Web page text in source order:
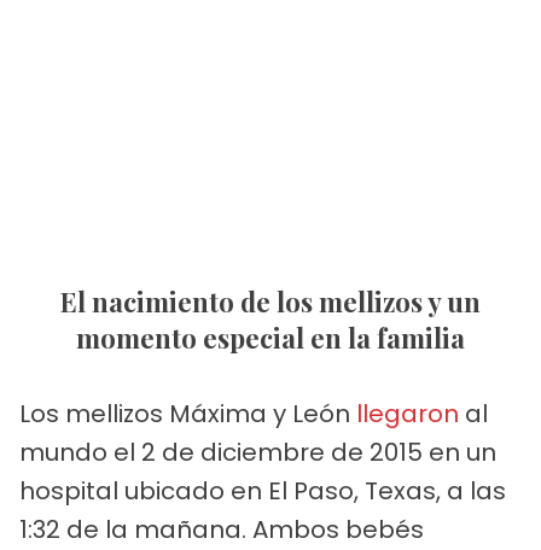
El nacimiento de los mellizos y un
momento especial en la familia
Los mellizos Máxima y León llegaron al
mundo el 2 de diciembre de 2015 en un
hospital ubicado en El Paso, Texas, a las
1:32 de la mañana. Ambos bebés